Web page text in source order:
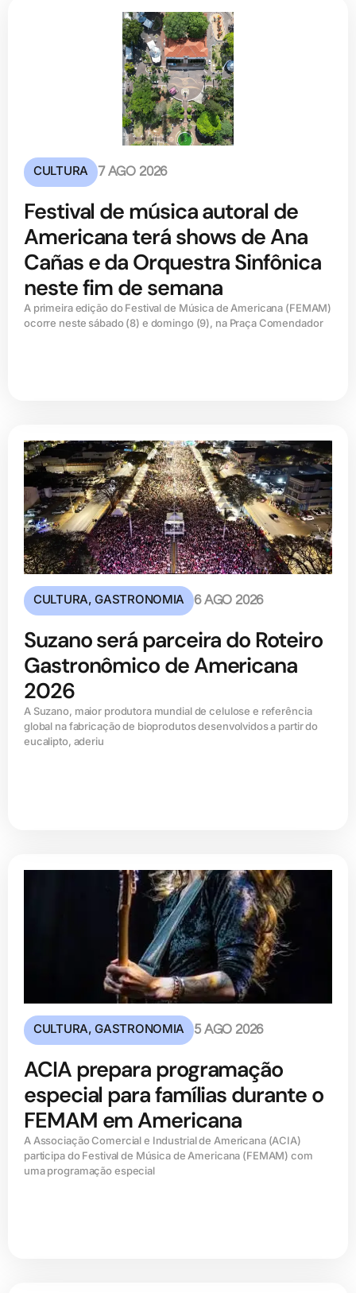
CULTURA 7 AGO 2026
Festival de música autoral de
Americana terá shows de Ana
Cañas e da Orquestra Sinfônica
neste fim de semana
A primeira edição do Festival de Música de Americana (FEMAM)
ocorre neste sábado (8) e domingo (9), na Praça Comendador
CULTURA,GASTRONOMIA 6 AGO 2026
Suzano será parceira do Roteiro
Gastronômico de Americana
2026
A Suzano, maior produtora mundial de celulose e referência
global na fabricação de bioprodutos desenvolvidos a partir do
eucalipto, aderiu
CULTURA,GASTRONOMIA 5 AGO 2026
ACIA prepara programação
especial para famílias durante o
FEMAM em Americana
A Associação Comercial e Industrial de Americana (ACIA)
participa do Festival de Música de Americana (FEMAM) com
uma programação especial